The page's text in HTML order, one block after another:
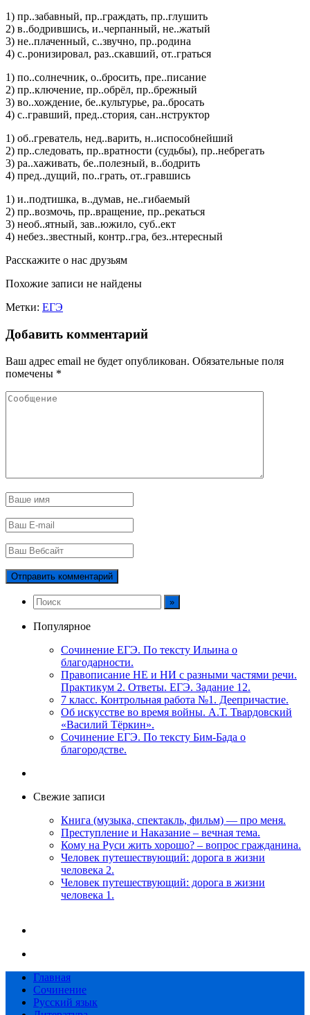
1) пр..забавный, пр..граждать, пр..глушить
2) в..бодрившись, и..черпанный, не..жатый
3) не..плаченный, с..звучно, пр..родина
4) с..ронизировал, раз..скавший, от..граться
1) по..солнечник, о..бросить, пре..писание
2) пр..ключение, пр..обрёл, пр..брежный
3) во..хождение, бе..культурье, ра..бросать
4) с..гравший, пред..стория, сан..нструктор
1) об..греватель, нед..варить, н..испособнейший
2) пр..следовать, пр..вратности (судьбы), пр..небрегать
3) ра..хаживать, бе..полезный, в..бодрить
4) пред..дущий, по..грать, от..гравшись
1) и..подтишка, в..думав, не..гибаемый
2) пр..возмочь, пр..вращение, пр..рекаться
3) необ..ятный, зав..южило, суб..ект
4) небез..звестный, контр..гра, без..нтересный
Расскажите о нас друзьям
Похожие записи не найдены
Метки: ЕГЭ
Добавить комментарий
Ваш адрес email не будет опубликован. Обязательные поля
помечены *
Популярное
Сочинение ЕГЭ. По тексту Ильина о
благодарности.
Правописание НЕ и НИ с разными частями речи.
Практикум 2. Ответы. ЕГЭ. Задание 12.
7 класс. Контрольная работа №1. Деепричастие.
Об искусстве во время войны. А.Т. Твардовский
«Василий Тёркин».
Сочинение ЕГЭ. По тексту Бим-Бада о
благородстве.
Свежие записи
Книга (музыка, спектакль, фильм) — про меня.
Преступление и Наказание – вечная тема.
Кому на Руси жить хорошо? – вопрос гражданина.
Человек путешествующий: дорога в жизни
человека 2.
Человек путешествующий: дорога в жизни
человека 1.
Главная
Сочинение
Русский язык